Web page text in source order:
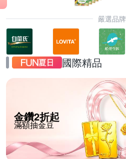
嚴選品牌
國際精品
金鑽2折起
滿額抽金豆